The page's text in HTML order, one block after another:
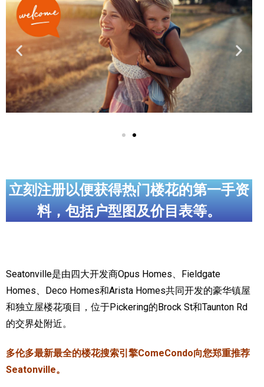
加拿大房地产网站
大多伦多教育网站
大多伦多医疗机构
加拿大银行贷款机构
大多伦多交通网络
走近加拿大
为什么移民加拿大
加拿大社会保险系统
定居安大略省
安大略省免费医疗保险
加拿大的福利制度
吃货眼中的加拿大地图
立刻注册以便获得热门楼花的第一手资
料，包括户型图及价目表等。
Seatonville是由四大开发商Opus Homes、Fieldgate
Homes、Deco Homes和Arista Homes共同开发的豪华镇屋
和独立屋楼花项目，位于Pickering的Brock St和Taunton Rd
的交界处附近。
多伦多最新最全的楼花搜索引擎ComeCondo向您郑重推荐
Seatonville。